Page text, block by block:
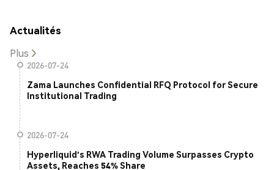
Actualités
Plus
2026-07-24
Zama Launches Confidential RFQ Protocol for Secure
Institutional Trading
2026-07-24
Hyperliquid's RWA Trading Volume Surpasses Crypto
Assets, Reaches 54% Share